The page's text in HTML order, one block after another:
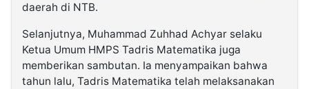
daerah di NTB.
Selanjutnya, Muhammad Zuhhad Achyar selaku
Ketua Umum HMPS Tadris Matematika juga
memberikan sambutan. Ia menyampaikan bahwa
tahun lalu, Tadris Matematika telah melaksanakan